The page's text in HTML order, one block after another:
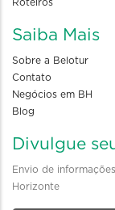
Roteiros
Saiba Mais
Sobre a Belotur
Contato
Negócios em BH
Blog
Divulgue
Envio de
Horizonte